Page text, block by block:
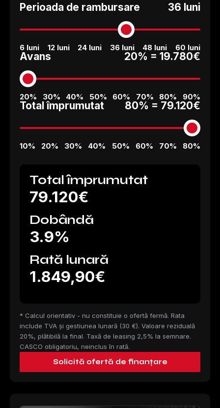
Perioada de rambursare 36 luni
6 luni 12 luni 24 luni 36 luni 48 luni 60 luni
Avans 20% = 19.780€
20% 30% 40% 50% 60% 70% 80% 90%
Total împrumutat 80% = 79.120€
10% 20% 30% 40% 50% 60% 70% 80%
Total împrumutat
79.120€
Dobândă
3.9%
Rată lunară
1.849,90€
* Calcul orientativ - nu constituie o ofertă fermă. Rata
include TVA și gestiunea lunară (30 €). Valoare reziduală
20%, plătibilă la final. Taxă de leasing 2,5% la semnare.
CASCO obligatoriu, neinclus în rată.
Solicită ofertă de finanțare